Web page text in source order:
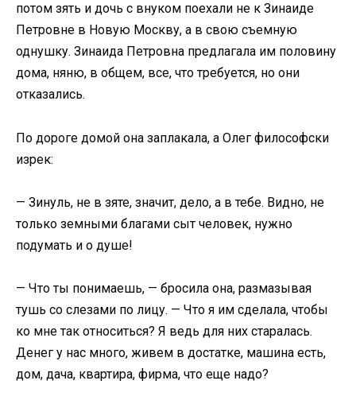
потом зять и дочь с внуком поехали не к Зинаиде
Петровне в Новую Москву, а в свою съемную
однушку. Зинаида Петровна предлагала им половину
дома, няню, в общем, все, что требуется, но они
отказались.
По дороге домой она заплакала, а Олег философски
изрек:
— Зинуль, не в зяте, значит, дело, а в тебе. Видно, не
только земными благами сыт человек, нужно
подумать и о душе!
— Что ты понимаешь, — бросила она, размазывая
тушь со слезами по лицу. — Что я им сделала, чтобы
ко мне так относиться? Я ведь для них старалась.
Денег у нас много, живем в достатке, машина есть,
дом, дача, квартира, фирма, что еще надо?